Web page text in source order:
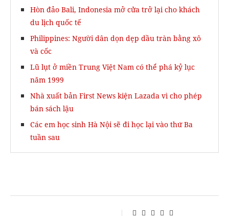
Hòn đảo Bali, Indonesia mở cửa trở lại cho khách
du lịch quốc tế
Philippines: Người dân dọn dẹp dầu tràn bằng xô
và cốc
Lũ lụt ở miền Trung Việt Nam có thể phá kỷ lục
năm 1999
Nhà xuất bản First News kiện Lazada vì cho phép
bán sách lậu
Các em học sinh Hà Nội sẽ đi học lại vào thứ Ba
tuần sau